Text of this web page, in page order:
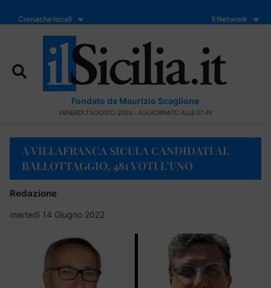
Cronache locali Il Network
Fondato da Maurizio Scaglione
VENERDÌ 7 AGOSTO 2026 - AGGIORNATO ALLE 07:49
A VILLAFRANCA SICULA CANDIDATI AL
BALLOTTAGGIO, 481 VOTI L’UNO
Redazione
martedì 14 Giugno 2022